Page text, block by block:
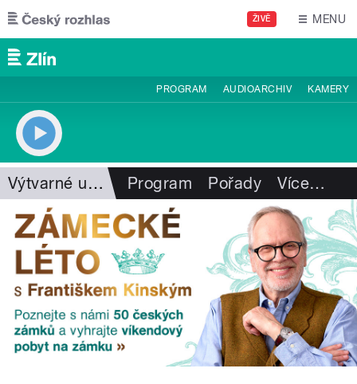
Přejít k hlavnímu obsahu
ŽIVĚ MENU
PROGRAM AUDIOARCHIV KAMERY
Výtvarné umění Program Pořady Více…